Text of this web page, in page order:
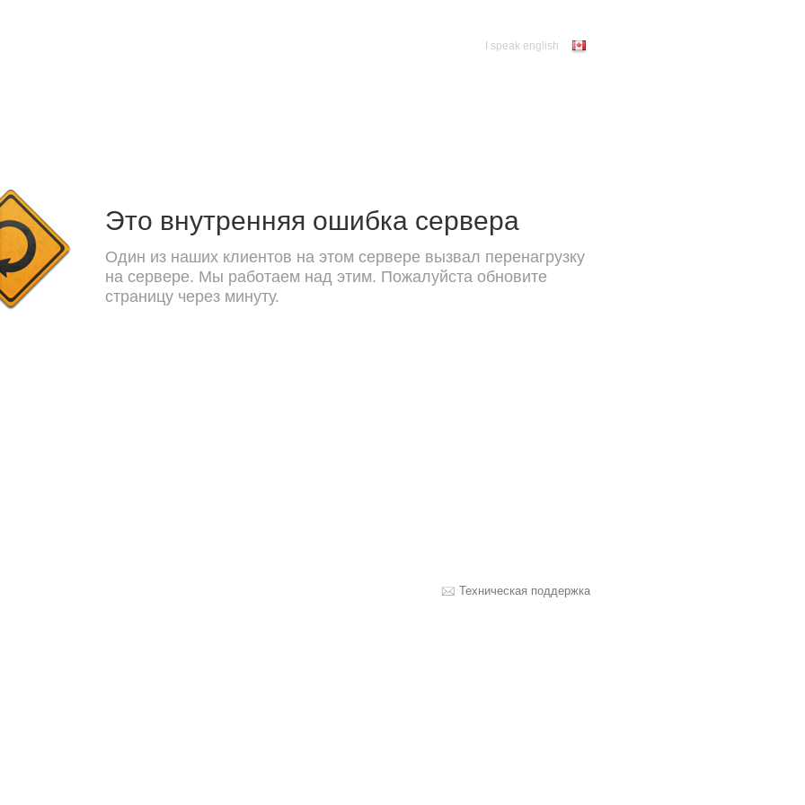
I speak english
Это внутренняя ошибка сервера
Один из наших клиентов на этом сервере вызвал перенагрузку
на сервере. Мы работаем над этим. Пожалуйста обновите
страницу через минуту.
Техническая поддержка